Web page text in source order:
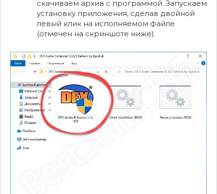
скачиваем архив с программой. Запускаем
установку приложения, сделав двойной
левый клик на исполняемом файле
(отмечен на скриншоте ниже).